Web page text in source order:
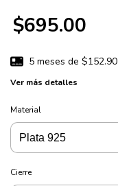
$695.00
5 meses de $152.90
Ver más detalles
Material
Cierre